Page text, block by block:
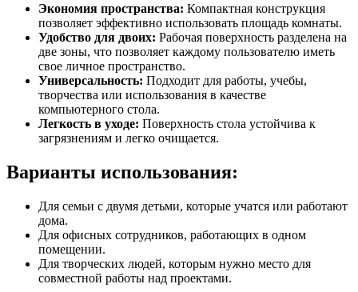
Экономия пространства: Компактная конструкция
позволяет эффективно использовать площадь комнаты.
Удобство для двоих: Рабочая поверхность разделена на
две зоны, что позволяет каждому пользователю иметь
свое личное пространство.
Универсальность: Подходит для работы, учебы,
творчества или использования в качестве
компьютерного стола.
Легкость в уходе: Поверхность стола устойчива к
загрязнениям и легко очищается.
Варианты использования:
Для семьи с двумя детьми, которые учатся или работают
дома.
Для офисных сотрудников, работающих в одном
помещении.
Для творческих людей, которым нужно место для
совместной работы над проектами.